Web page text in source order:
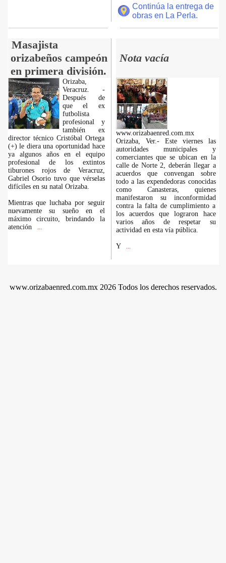
Continúa la entrega de
obras en La Perla.
Masajista
orizabeños campeón
en primera división.
Nota vacía
Orizaba,
Veracruz. -
Después de
que el ex
futbolista
profesional y
también ex
director técnico Cristóbal Ortega
(+) le diera una oportunidad hace
ya algunos años en el equipo
profesional de los extintos
tiburones rojos de Veracruz,
Gabriel Osorio tuvo que vérselas
difíciles en su natal Orizaba.
Mientras que luchaba por seguir
nuevamente su sueño en el
máximo circuito, brindando la
atención
www.orizabaenred.com.mx
Orizaba, Ver.- Este viernes las
autoridades municipales y
comerciantes que se ubican en la
calle de Norte 2, deberán llegar a
acuerdos que convengan sobre
todo a las expendedoras conocidas
como Canasteras, quienes
manifestaron su inconformidad
contra la falta de cumplimiento a
los acuerdos que lograron hace
varios años de respetar su
actividad en esta vía pública.
Y
www.orizabaenred.com.mx 2026 Todos los derechos reservados.